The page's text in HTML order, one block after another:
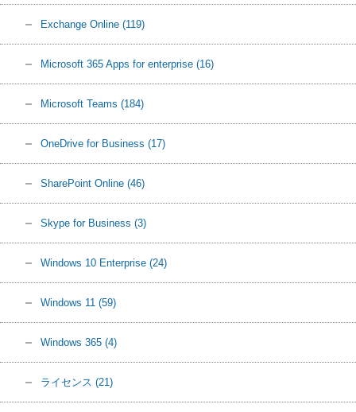
Exchange Online (119)
Microsoft 365 Apps for enterprise (16)
Microsoft Teams (184)
OneDrive for Business (17)
SharePoint Online (46)
Skype for Business (3)
Windows 10 Enterprise (24)
Windows 11 (59)
Windows 365 (4)
ライセンス (21)